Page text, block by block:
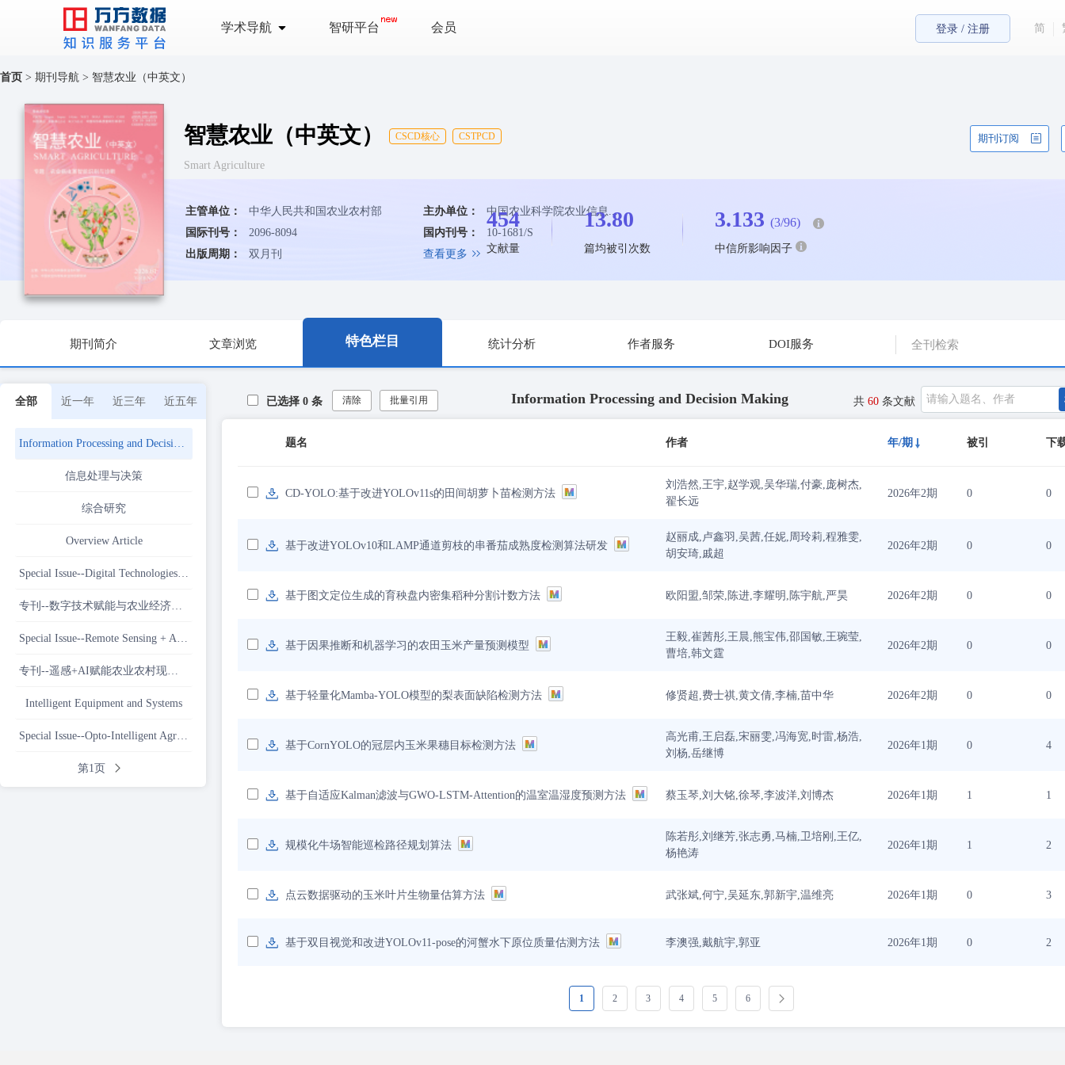
学术导航 智研平台 会员 登录 / 注册 简
首页 > 期刊导航 > 智慧农业（中英文）
智慧农业（中英文） CSCD核心 CSTPCD 期刊订阅
Smart Agriculture
主管单位： 中华人民共和国农业农村部 主办单位：
中国农业科学院农业信息...
国际刊号：
2096-8094 国内刊号：
10-1681/S
出版周期：
双月刊 查看更多
454
文献量
13.80
篇均被引次数
3.133 (3/96)
中信所影响因子
期刊简介 文章浏览 特色栏目 统计分析 作者服务 DOI服务
全部 近一年 近三年 近五年
Information Processing and Decision Making
信息处理与决策
综合研究
Overview Article
Special Issue--Digital Technologies Reshaping Agriculture and Agricultural Economics
专刊--数字技术赋能与农业经济范式转型
Special Issue--Remote Sensing + AI Empowering the Modernization of Agriculture and Ru-ral Areas
专刊--遥感+AI赋能农业农村现代化
Intelligent Equipment and Systems
Special Issue--Opto-Intelligent Agricultural Innovation Technology and Application
第1页
已选择 0 条 清除 批量引用 Information Processing and Decision Making 共 60 条文献
题名 作者 年/期 被引 下
CD-YOLO:基于改进YOLOv11s的田间胡萝卜苗检测方法
刘浩然,王宇,赵学观,吴华瑞,付豪,庞树杰,
翟长远
2026年2期 0 0
基于改进YOLOv10和LAMP通道剪枝的串番茄成熟度检测算法研发
赵丽成,卢鑫羽,吴茜,任妮,周玲莉,程雅雯,
胡安琦,戚超
2026年2期 0 0
基于图文定位生成的育秧盘内密集稻种分割计数方法 欧阳盟,邹荣,陈进,李耀明,陈宇航,严昊 2026年2期 0 0
基于因果推断和机器学习的农田玉米产量预测模型
王毅,崔茜彤,王晨,熊宝伟,邵国敏,王琬莹,
曹培,韩文霆
2026年2期 0 0
基于轻量化Mamba-YOLO模型的梨表面缺陷检测方法 修贤超,费士祺,黄文倩,李楠,苗中华 2026年2期 0 0
基于CornYOLO的冠层内玉米果穗目标检测方法
高光甫,王启磊,宋丽雯,冯海宽,时雷,杨浩,
刘杨,岳继博
2026年1期 0 4
基于自适应Kalman滤波与GWO-LSTM-Attention的温室温湿度预测方法 蔡玉琴,刘大铭,徐琴,李波洋,刘博杰 2026年1期 1 1
规模化牛场智能巡检路径规划算法
陈若彤,刘继芳,张志勇,马楠,卫培刚,王亿,
杨艳涛
2026年1期 1 2
点云数据驱动的玉米叶片生物量估算方法 武张斌,何宁,吴延东,郭新宇,温维亮 2026年1期 0 3
基于双目视觉和改进YOLOv11-pose的河蟹水下原位质量估测方法 李澳强,戴航宇,郭亚 2026年1期 0 2
1 2 3 4 5 6